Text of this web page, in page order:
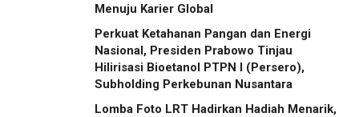
Menuju Karier Global
Perkuat Ketahanan Pangan dan Energi
Nasional, Presiden Prabowo Tinjau
Hilirisasi Bioetanol PTPN I (Persero),
Subholding Perkebunan Nusantara
Lomba Foto LRT Hadirkan Hadiah Menarik,